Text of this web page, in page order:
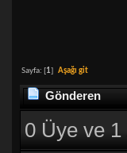
Sayfa: [1] Aşağı git
Gönderen
0 Üye ve